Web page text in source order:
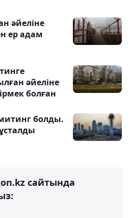
әйеліне
ер адам
әйеліне
болған
болды.
сайтында